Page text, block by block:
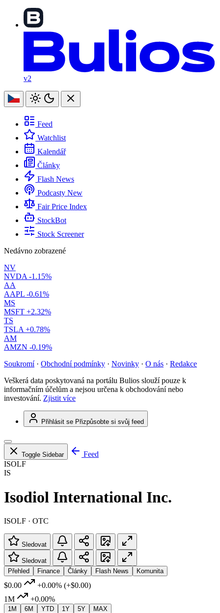
v2
Feed
Watchlist
Kalendář
Články
Flash News
Podcasty New
Fair Price Index
StockBot
Stock Screener
Nedávno zobrazené
NV
NVDA -1.15%
AA
AAPL -0.61%
MS
MSFT +2.32%
TS
TSLA +0.78%
AM
AMZN -0.19%
Soukromí · Obchodní podmínky · Novinky · O nás · Redakce
Veškerá data poskytovaná na portálu Bulios slouží pouze k
informačním účelům a nejsou určena k obchodování nebo
investování. Zjistit více
Přihlásit se Přizpůsobte si svůj feed
Toggle Sidebar
Feed
ISOLF
IS
Isodiol International Inc.
ISOLF · OTC
Sledovat
Sledovat
Přehled
Finance Články Flash News Komunita
$0.00 +0.00% (+$0.00)
1M
+0.00%
1M 6M YTD 1Y 5Y MAX